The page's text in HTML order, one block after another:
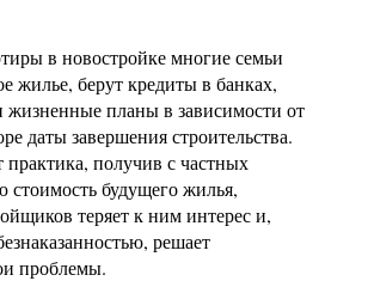
в новостройке многие семьи
жилье, берут кредиты в банках,
жизненные планы в зависимости от
даты завершения строительства.
практика, получив с частных
стоимость будущего жилья,
теряет к ним интерес и,
решает
проблемы.